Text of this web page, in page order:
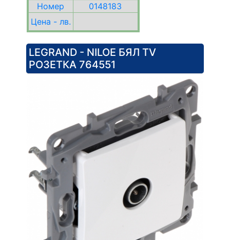
Номер
0148183
Цена - лв.
LEGRAND - NILOE БЯЛ TV
РОЗЕТКА 764551